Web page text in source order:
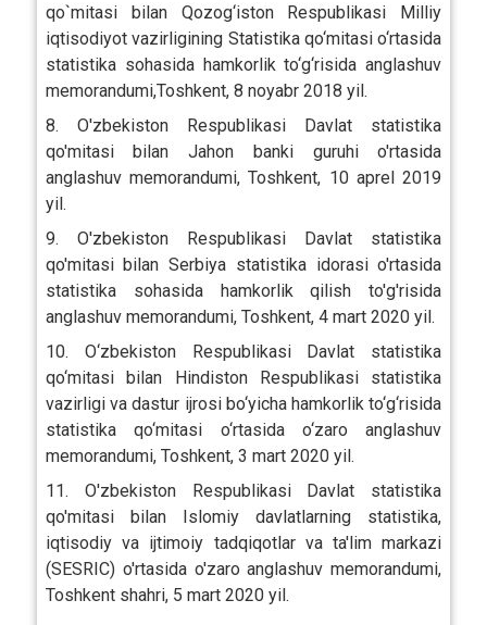
qo`mitasi bilan Qozog‘iston Respublikasi Milliy
iqtisodiyot vazirligining Statistika qo‘mitasi o‘rtasida
statistika sohasida hamkorlik to‘g‘risida anglashuv
memorandumi,Toshkent, 8 noyabr 2018 yil.
8. O'zbekiston Respublikasi Davlat statistika
qo'mitasi bilan Jahon banki guruhi o'rtasida
anglashuv memorandumi, Toshkent, 10 aprel 2019
yil.
9. O'zbekiston Respublikasi Davlat statistika
qo'mitasi bilan Serbiya statistika idorasi o'rtasida
statistika sohasida hamkorlik qilish to'g'risida
anglashuv memorandumi, Toshkent, 4 mart 2020 yil.
10. O‘zbekiston Respublikasi Davlat statistika
qo‘mitasi bilan Hindiston Respublikasi statistika
vazirligi va dastur ijrosi bo‘yicha hamkorlik to‘g‘risida
statistika qo‘mitasi o‘rtasida o‘zaro anglashuv
memorandumi, Toshkent, 3 mart 2020 yil.
11. O'zbekiston Respublikasi Davlat statistika
qo'mitasi bilan Islomiy davlatlarning statistika,
iqtisodiy va ijtimoiy tadqiqotlar va ta'lim markazi
(SESRIC) o'rtasida o'zaro anglashuv memorandumi,
Toshkent shahri, 5 mart 2020 yil.